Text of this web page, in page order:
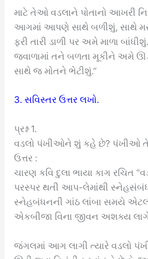
માટે તેઓ વડલાને પોતાનો આખરી
આગમાં આપણે સાથે બળીશું, સાથે
ફરી તારી ડાળી પર અમે માળા
જ્વાળામાં તને બળતા મૂકીને અમે
સાથે જ મોતને ભેટીશું.”
3. સવિસ્તર ઉત્તર લખો.
પ્રશ્ન 1.
વડલો પંખીઓને શું કહે છે? પંખીઓ
ઉત્તર :
ચારણ કવિ દુલા ભાયા કાગ રચિત
પરસ્પર થતી આપ-લેમાંથી
સ્નેહબંધનની ગાંઠ લાંબા સમયે
એકબીજા વિના જીવન અશક્ય
જંગલમાં આગ લાગી ત્યારે વડલો